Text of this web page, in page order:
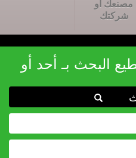
مصنعك او
شركتك
البحث بـ أحد أو